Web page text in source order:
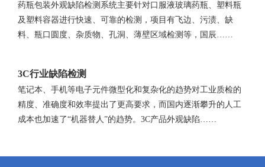
药瓶包装外观缺陷检测系统主要针对口服液玻璃药瓶、塑料瓶
及塑料容器进行快速、可靠的检测，项目有飞边、污渍、缺
料、瓶口圆度、杂质物、孔洞、薄壁区域检测等，国辰……
3C行业缺陷检测
笔记本、手机等电子元件微型化和复杂化的趋势对工业质检的
精度、准确度和效率提出了更高要求，而国内逐渐攀升的人工
成本也加速了“机器替人”的趋势。3C产品外观缺陷……